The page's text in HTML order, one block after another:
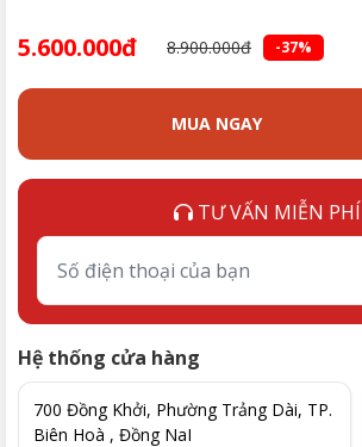
5.600.000đ 8.900.000đ -37%
MUA NGAY
TƯ VẤN MIỄN PHÍ
Hệ thống cửa hàng
700 Đồng Khởi, Phường Trảng Dài, TP.
Biên Hoà , Đồng NaI